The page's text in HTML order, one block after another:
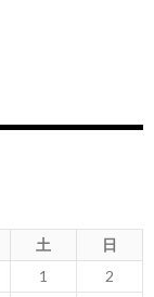
土
日
1
2